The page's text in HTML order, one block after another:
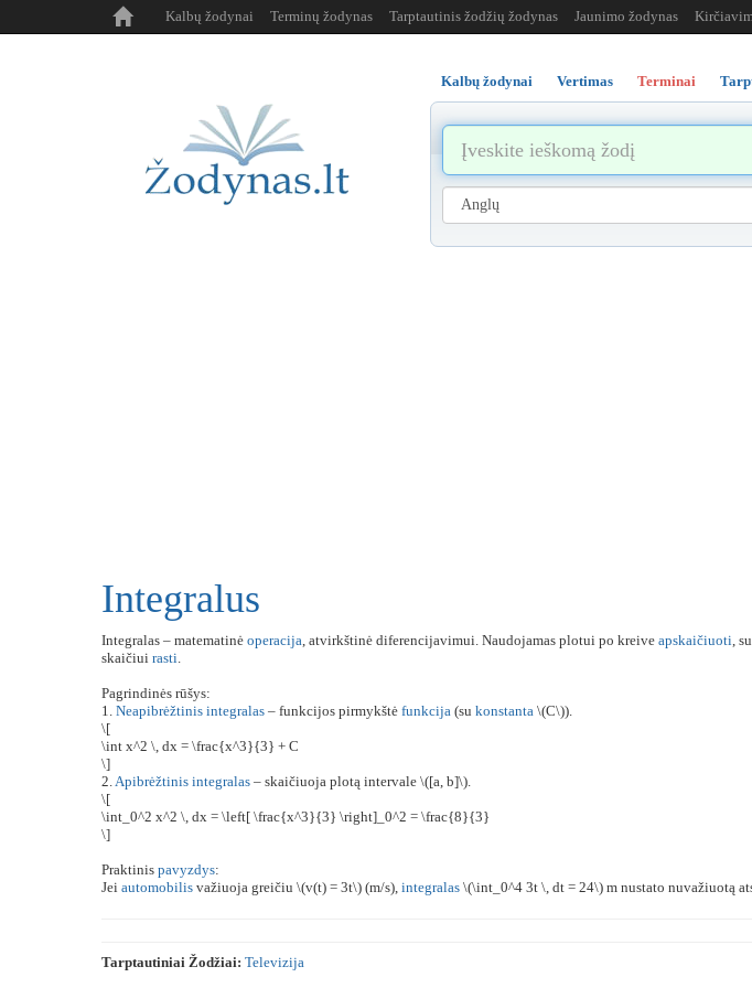
Kalbų žodynai Terminų žodynas Tarptautinis žodžių žodynas Jaunimo žodynas
Kalbų žodynai Vertimas Terminai
Integralus
Integralas – matematinė operacija, atvirkštinė diferencijavimui. Naudojamas plotui po kreive apskaičiuoti,
skaičiui rasti.
Pagrindinės rūšys:
1. Neapibrėžtinis integralas – funkcijos pirmykštė funkcija (su konstanta \(C\)).
\[
\int x^2 \, dx = \frac{x^3}{3} + C
\]
2.Apibrėžtinis integralas – skaičiuoja plotą intervale \([a, b]\).
\[
\int_0^2 x^2 \, dx = \left[ \frac{x^3}{3} \right]_0^2 = \frac{8}{3}
\]
Praktinis pavyzdys:
Jei automobilis važiuoja greičiu \(v(t) = 3t\) (m/s), integralas \(\int_0^4 3t \, dt = 24\) m nustato nuvažiuotą
Tarptautiniai Žodžiai: Televizija